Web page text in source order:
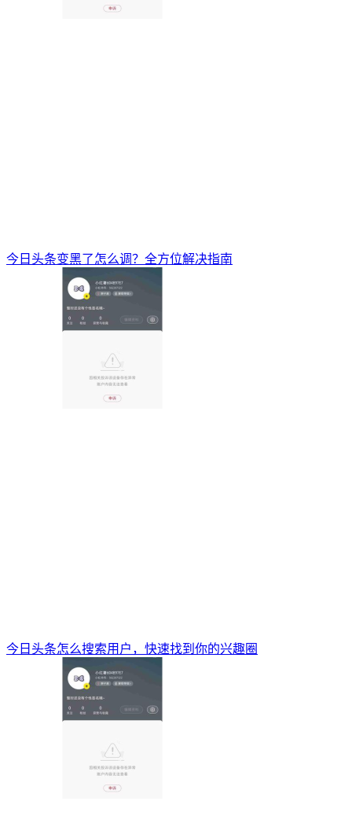
今日头条变黑了怎么调？全方位解决指南
今日头条怎么搜索用户，快速找到你的兴趣圈